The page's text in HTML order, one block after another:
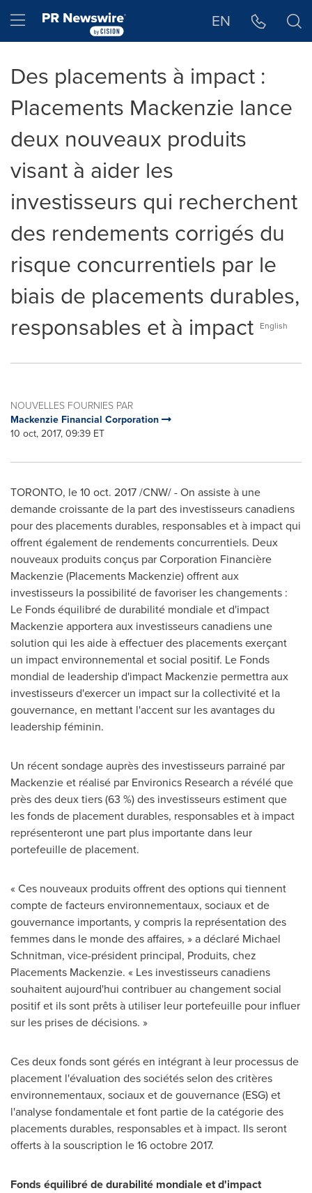
Hamburger menu EN
Des placements à impact :
Placements Mackenzie lance
deux nouveaux produits
visant à aider les
investisseurs qui recherchent
des rendements corrigés du
risque concurrentiels par le
biais de placements durables,
responsables et à impact English
NOUVELLES FOURNIES PAR
Mackenzie Financial Corporation
10 oct, 2017, 09:39 ET
TORONTO, le10 oct. 2017/CNW/ - On assiste à une
demande croissante de la part des investisseurs canadiens
pour des placements durables, responsables et à impact qui
offrent également de rendements concurrentiels. Deux
nouveaux produits conçus par Corporation Financière
Mackenzie (Placements Mackenzie) offrent aux
investisseurs la possibilité de favoriser les changements :
Le Fonds équilibré de durabilité mondiale et d'impact
Mackenzie apportera aux investisseurs canadiens une
solution qui les aide à effectuer des placements exerçant
un impact environnemental et social positif. Le Fonds
mondial de leadership d'impact Mackenzie permettra aux
investisseurs d'exercer un impact sur la collectivité et la
gouvernance, en mettant l'accent sur les avantages du
leadership féminin.
Un récent sondage auprès des investisseurs parrainé par
Mackenzie et réalisé par Environics Research a révélé que
près des deux tiers (63 %) des investisseurs estiment que
les fonds de placement durables, responsables et à impact
représenteront une part plus importante dans leur
portefeuille de placement.
« Ces nouveaux produits offrent des options qui tiennent
compte de facteurs environnementaux, sociaux et de
gouvernance importants, y compris la représentation des
femmes dans le monde des affaires, » a déclaré Michael
Schnitman, vice-président principal, Produits, chez
Placements Mackenzie. « Les investisseurs canadiens
souhaitent aujourd'hui contribuer au changement social
positif et ils sont prêts à utiliser leur portefeuille pour influer
sur les prises de décisions. »
Ces deux fonds sont gérés en intégrant à leur processus de
placement l'évaluation des sociétés selon des critères
environnementaux, sociaux et de gouvernance (ESG) et
l'analyse fondamentale et font partie de la catégorie des
placements durables, responsables et à impact. Ils seront
offerts à la souscription le 16 octobre 2017.
Fonds équilibré de durabilité mondiale et d'impact